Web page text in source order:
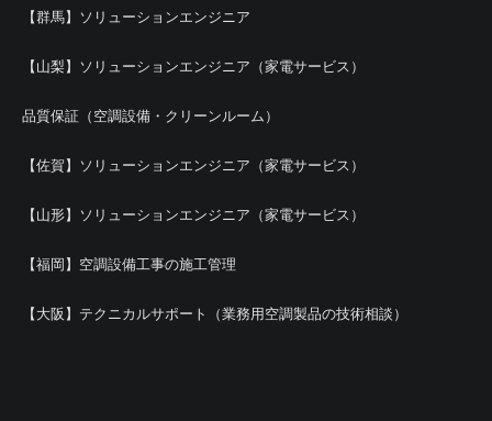
【群馬】ソリューションエンジニア
【山梨】ソリューションエンジニア（家電サービス）
品質保証（空調設備・クリーンルーム）
【佐賀】ソリューションエンジニア（家電サービス）
【山形】ソリューションエンジニア（家電サービス）
【福岡】空調設備工事の施工管理
【大阪】テクニカルサポート（業務用空調製品の技術相談）